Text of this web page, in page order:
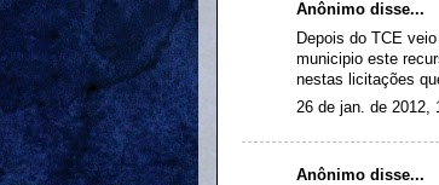
Anônimo disse...
Depois do TCE
municipio este
nestas licitações
26 de jan. de 2012,
Anônimo disse...